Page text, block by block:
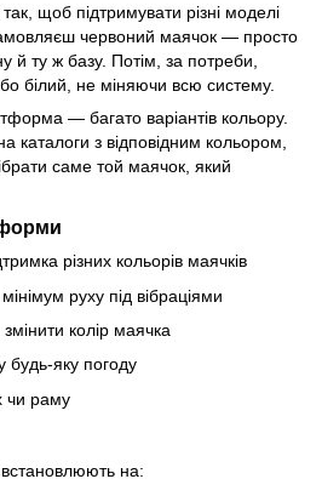
щоб підтримувати різні моделі
червоний маячок — просто
й ту ж базу. Потім, за потреби,
білий, не міняючи всю систему.
— багато варіантів кольору.
каталоги з відповідним кольором,
саме той маячок, який
різних кольорів маячків
руху під вібраціями
колір маячка
будь-яку погоду
чи раму
на: